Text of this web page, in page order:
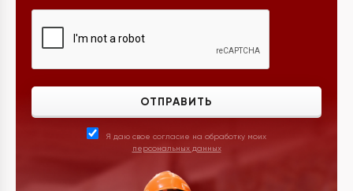
ОТПРАВИТЬ
Я даю свое согласие на обработку моих
персональных данных